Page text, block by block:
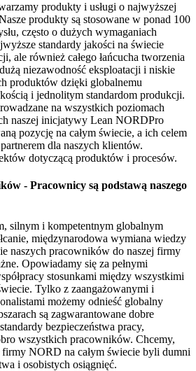
produkty i usługi o najwyższej
produkty są stosowane w ponad 100
często o dużych wymaganiach
standardy jakości na świecie
ale również całego łańcucha tworzenia
niezawodność eksploatacji i niskie
produktów dzięki globalnemu
i jednolitym standardom produkcji.
na wszystkich poziomach
naszej inicjatywy Lean NORDPro
pozycję na całym świecie, a ich celem
dla naszych klientów.
dotyczącą produktów i procesów.
- Pracownicy są podstawą naszego
silnym i kompetentnym globalnym
międzynarodowa wymiana wiedzy
naszych pracowników do naszej firmy
Opowiadamy się za pełnymi
stosunkami między wszystkimi
Tylko z zaangażowanymi i
możemy odnieść globalny
są zagwarantowane dobre
bezpieczeństwa pracy,
wszystkich pracowników. Chcemy,
NORD na całym świecie byli dumni
i osobistych osiągnięć.